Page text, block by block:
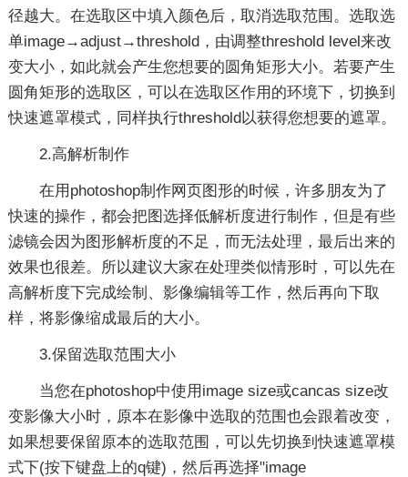
径越大。在选取区中填入颜色后，取消选取范围。选取选
单image→adjust→threshold，由调整threshold level来改
变大小，如此就会产生您想要的圆角矩形大小。若要产生
圆角矩形的选取区，可以在选取区作用的环境下，切换到
快速遮罩模式，同样执行threshold以获得您想要的遮罩。
2.高解析制作
在用photoshop制作网页图形的时候，许多朋友为了
快速的操作，都会把图选择低解析度进行制作，但是有些
滤镜会因为图形解析度的不足，而无法处理，最后出来的
效果也很差。所以建议大家在处理类似情形时，可以先在
高解析度下完成绘制、影像编辑等工作，然后再向下取
样，将影像缩成最后的大小。
3.保留选取范围大小
当您在photoshop中使用image size或cancas size改
变影像大小时，原本在影像中选取的范围也会跟着改变，
如果想要保留原本的选取范围，可以先切换到快速遮罩模
式下(按下键盘上的q键)，然后再选择"image